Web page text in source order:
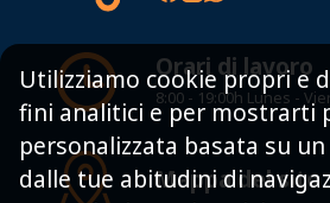
Orari di lavoro
8:00 - 19:00h Lunes -
Mappa del sito
Utilizziamo cookie propri e
fini analitici e per mostrarti
personalizzata basata su
dalle tue abitudini di